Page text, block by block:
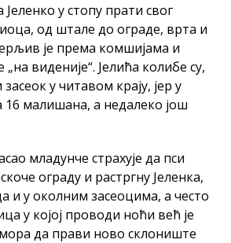
у стопу прати свог
од штале до ограде, врта и
је према комшијама и
виденије“. Јелића колибе су,
у читавом крају, јер у
16 малишана, а недалеко још
младунче страхује да пси
ограду и растргну Јеленка,
и у околним засеоцима, а често
у којој проводи ноћи већ је
да прави ново склониште